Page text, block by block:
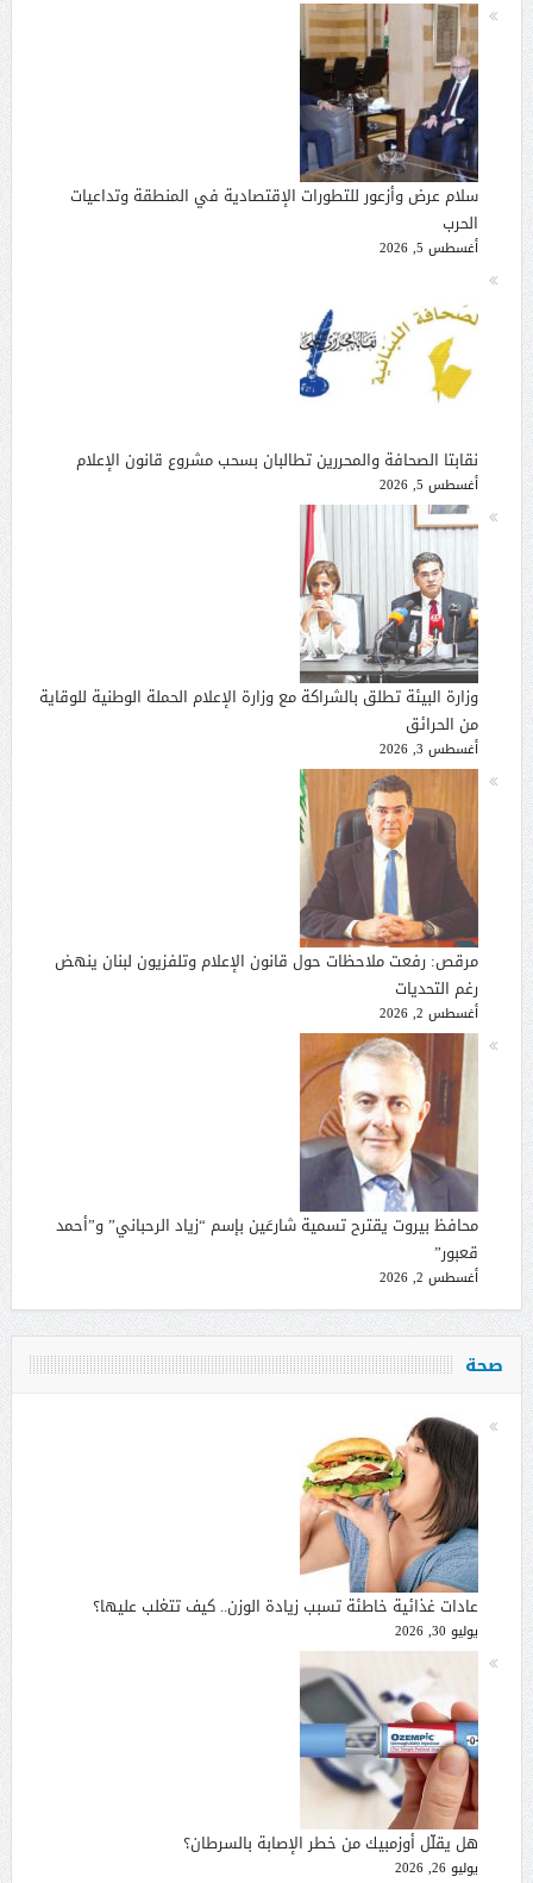
سلام عرض وأزعور للتطورات الإقتصادية في المنطقة وتداعيات
الحرب
أغسطس 5, 2026
نقابتا الصحافة والمحررين تطالبان بسحب مشروع قانون الإعلام
أغسطس 5, 2026
وزارة البيئة تطلق بالشراكة مع وزارة الإعلام الحملة الوطنية للوقاية
من الحرائق
أغسطس 3, 2026
مرقص: رفعت ملاحظات حول قانون الإعلام وتلفزيون لبنان ينهض
رغم التحديات
أغسطس 2, 2026
محافظ بيروت يقترح تسمية شارعَين بإسم “زياد الرحباني” و”أحمد
قعبور”
أغسطس 2, 2026
صحة
عادات غذائية خاطئة تسبب زيادة الوزن.. كيف تتغلب عليها؟
يوليو 30, 2026
هل يقلّل أوزمبيك من خطر الإصابة بالسرطان؟
يوليو 26, 2026